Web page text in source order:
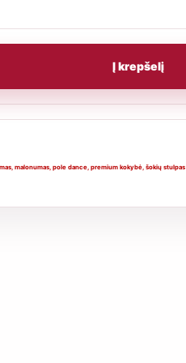
Į krepšelį
, malonumas, pole dance, premium kokybė, šokių stulpas